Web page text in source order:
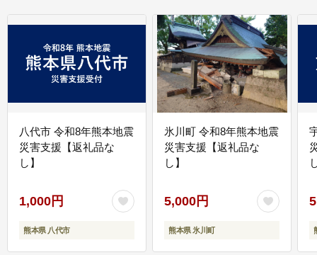
八代市 令和8年熊本地震
災害支援【返礼品な
し】
1,000円
熊本県 八代市
氷川町 令和8年熊本地震
災害支援【返礼品な
し】
5,000円
熊本県 氷川町